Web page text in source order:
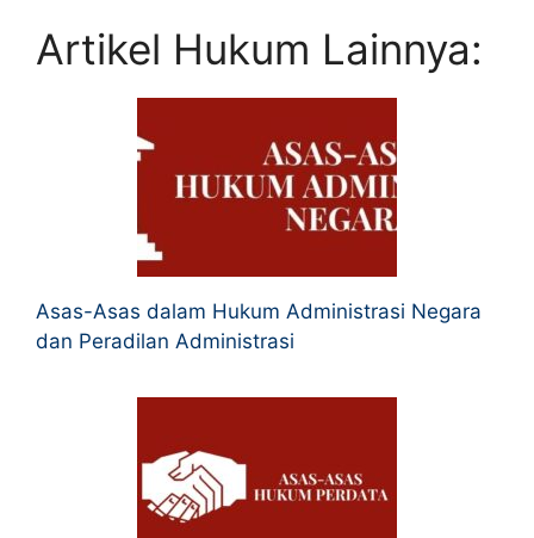
Artikel Hukum Lainnya:
Asas-Asas dalam Hukum Administrasi Negara
dan Peradilan Administrasi